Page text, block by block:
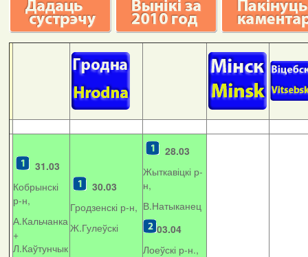
31.03
Кобрынскі
р-н,
А.Кальчанка
+
Л.Каўтунчык
30.03
Гродзенскі р-н,
Ж.Гулеўскі
28.03
Жыткавіцкі р-
н,
В.Натыканец
03.04
Лоеўскі р-н.,